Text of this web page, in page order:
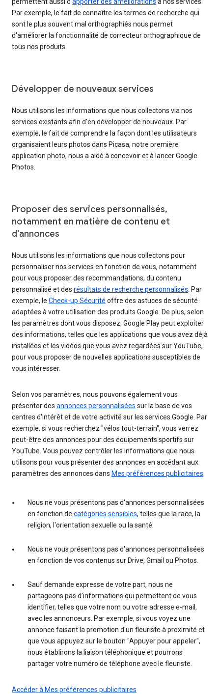
Par exemple, le fait de connaître les termes de recherche qui
sont le plus souvent mal orthographiés nous permet
d'améliorer la fonctionnalité de correcteur orthographique de
tous nos produits.
Développer de nouveaux services
Nous utilisons les informations que nous collectons via nos
services existants afin d'en développer de nouveaux. Par
exemple, le fait de comprendre la façon dont les utilisateurs
organisaient leurs photos dans Picasa, notre première
application photo, nous a aidé à concevoir et à lancer Google
Photos.
Proposer des services personnalisés,
notamment en matière de contenu et
d'annonces
Nous utilisons les informations que nous collectons pour
personnaliser nos services en fonction de vous, notamment
pour vous proposer des recommandations, du contenu
personnalisé et des résultats de recherche personnalisés . Par
exemple, le Check-up Sécurité offre des astuces de sécurité
adaptées à votre utilisation des produits Google. De plus, selon
les paramètres dont vous disposez, Google Play peut exploiter
des informations, telles que les applications que vous avez déjà
installées et les vidéos que vous avez regardées sur YouTube,
pour vous proposer de nouvelles applications susceptibles de
vous intéresser.
Selon vos paramètres, nous pouvons également vous
présenter des annonces personnalisées sur la base de vos
centres d'intérêt et de votre activité sur les services Google. Par
exemple, si vous recherchez "vélos tout-terrain", vous verrez
peut-être des annonces pour des équipements sportifs sur
YouTube. Vous pouvez contrôler les informations que nous
utilisons pour vous présenter des annonces en accédant aux
paramètres des annonces dans Mes préférences publicitaires
Nous ne vous présentons pas d'annonces personnalisées
en fonction de catégories sensibles, telles que la race, la
religion, l'orientation sexuelle ou la santé.
Nous ne vous présentons pas d'annonces personnalisées
en fonction de vos contenus sur Drive, Gmail ou Photos.
Sauf demande expresse de votre part, nous ne
partageons pas d'informations qui permettent de vous
identifier, telles que votre nom ou votre adresse e-mail,
avec les annonceurs. Par exemple, si vous voyez une
annonce faisant la promotion d'un fleuriste à proximité et
que vous appuyez sur le bouton "Appuyer pour appeler",
nous établirons la liaison téléphonique et pourrons
partager votre numéro de téléphone avec le fleuriste.
Accéder à Mes préférences publicitaires